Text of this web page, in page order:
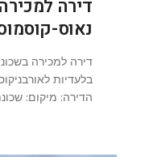
דירה
נאוס-קוסמוס 52
הדירה: מיקום: